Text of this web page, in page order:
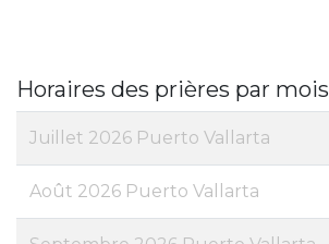
Horaires des prières par mois
Juillet 2026 Puerto Vallarta
Août 2026 Puerto Vallarta